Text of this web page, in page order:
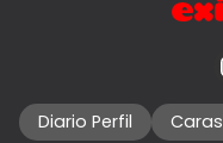
Diario Perfil Caras